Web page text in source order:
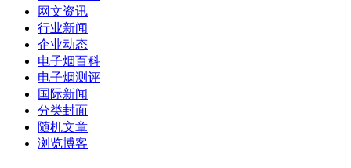
网文资讯
行业新闻
企业动态
电子烟百科
电子烟测评
国际新闻
分类封面
随机文章
浏览博客